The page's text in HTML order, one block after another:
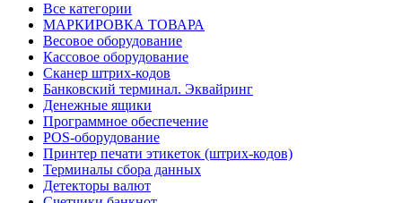
Все категории
МАРКИРОВКА ТОВАРА
Весовое оборудование
Кассовое оборудование
Сканер штрих-кодов
Банковский терминал. Эквайринг
Денежные ящики
Программное обеспечение
POS-оборудование
Принтер печати этикеток (штрих-кодов)
Терминалы сбора данных
Детекторы валют